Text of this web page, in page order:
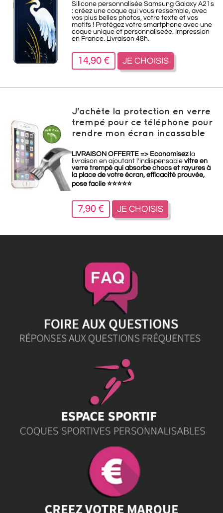
Silicone personnalisée Samsung Galaxy A21s
: créez une coque qui vous ressemble, avec
vos plus belles photos, votre texte et vos
motifs ! Protégez votre smartphone avec une
coque unique et personnaliseée. Impression
en France. Livraison 48h.
14,90 € JE CHOISIS
J'achète la protection en verre
trempé pour ce téléphone pour
rendre mon écran incassable
LIVRAISON OFFERTE => Economisezla
livraison en ajoutant l'indispensable vitre en
verre trempé qui absorbe chocs et rayures à
la place de votre écran, efficacité prouvée,
pose facile ⭐⭐⭐⭐⭐
7,90 € JE CHOISIS